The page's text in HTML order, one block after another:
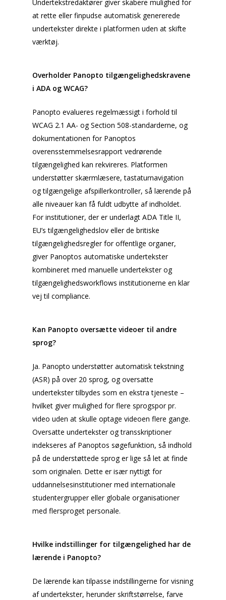
Undertekstredaktører giver skabere mulighed for
at rette eller finpudse automatisk genererede
undertekster direkte i platformen uden at skifte
værktøj.
Overholder Panopto tilgængelighedskravene
i ADA og WCAG?
Panopto evalueres regelmæssigt i forhold til
WCAG 2.1 AA- og Section 508-standarderne, og
dokumentationen for Panoptos
overensstemmelsesrapport vedrørende
tilgængelighed kan rekvireres. Platformen
understøtter skærmlæsere, tastaturnavigation
og tilgængelige afspillerkontroller, så lærende på
alle niveauer kan få fuldt udbytte af indholdet.
For institutioner, der er underlagt ADA Title II,
EU’s tilgængelighedslov eller de britiske
tilgængelighedsregler for offentlige organer,
giver Panoptos automatiske undertekster
kombineret med manuelle undertekster og
tilgængelighedsworkflows institutionerne en klar
vej til compliance.
Kan Panopto oversætte videoer til andre
sprog?
Ja. Panopto understøtter automatisk tekstning
(ASR) på over 20 sprog, og oversatte
undertekster tilbydes som en ekstra tjeneste –
hvilket giver mulighed for flere sprogspor pr.
video uden at skulle optage videoen flere gange.
Oversatte undertekster og transskriptioner
indekseres af Panoptos søgefunktion, så indhold
på de understøttede sprog er lige så let at finde
som originalen. Dette er især nyttigt for
uddannelsesinstitutioner med internationale
studentergrupper eller globale organisationer
med flersproget personale.
Hvilke indstillinger for tilgængelighed har de
lærende i Panopto?
De lærende kan tilpasse indstillingerne for visning
af undertekster, herunder skriftstørrelse, farve